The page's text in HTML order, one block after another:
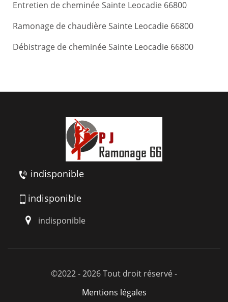
Entretien de cheminée Sainte Leocadie 66800
Ramonage de chaudière Sainte Leocadie 66800
Débistrage de cheminée Sainte Leocadie 66800
indisponible
indisponible
indisponible
©2022 - 2026 Tout droit réservé -
Mentions légales